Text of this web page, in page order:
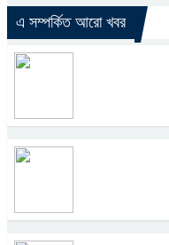
এ সম্পর্কিত আরো খবর